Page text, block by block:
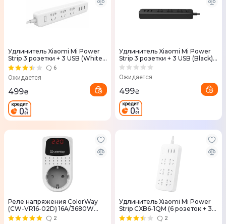
Удлинитель Xiaomi Mi Power
Strip 3 розетки + 3 USB (White)
NRB4027CN
6
Ожидается
499₴
Удлинитель Xiaomi Mi Power
Strip 3 розетки + 3 USB (Black)
(NRB4028CN)
Ожидается
499₴
Реле напряжения ColorWay
(CW-VR16-02D) 16A/3680W
DS2
2
Удлинитель Xiaomi Mi Power
Strip CXB6-1QM (6 розеток + 3
USB)
2